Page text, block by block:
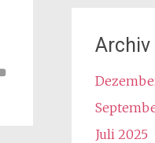
Archiv
Juli 2025